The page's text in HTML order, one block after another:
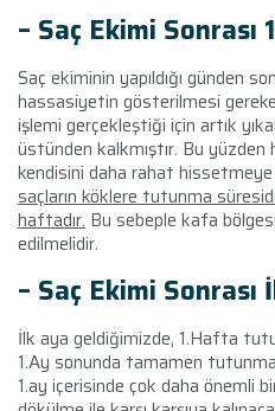
– Saç Ekimi Sonrası 1
Saç ekiminin yapıldığı günden
hassasiyetin gösterilmesi
işlemi gerçekleştiği için artık
üstünden kalkmıştır. Bu
kendisini daha rahat hissetmeye
saçların köklere tutunma
haftadır. Bu sebeple kafa
edilmelidir.
– Saç Ekimi Sonrası
İlk aya geldiğimizde, 1.Hafta
1.Ay sonunda tamamen
1.ay içerisinde çok daha önemli